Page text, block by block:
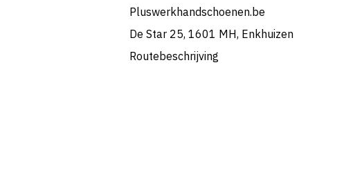
Pluswerkhandschoenen.be
De Star 25, 1601 MH, Enkhuizen
Routebeschrijving